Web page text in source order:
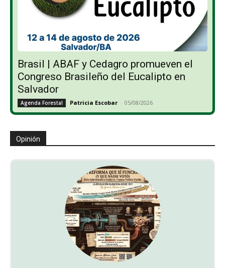
Brasil | ABAF y Cedagro promueven el
Congreso Brasileño del Eucalipto en
Salvador
Agenda Forestal Patricia Escobar - 05/08/2026
Opinión